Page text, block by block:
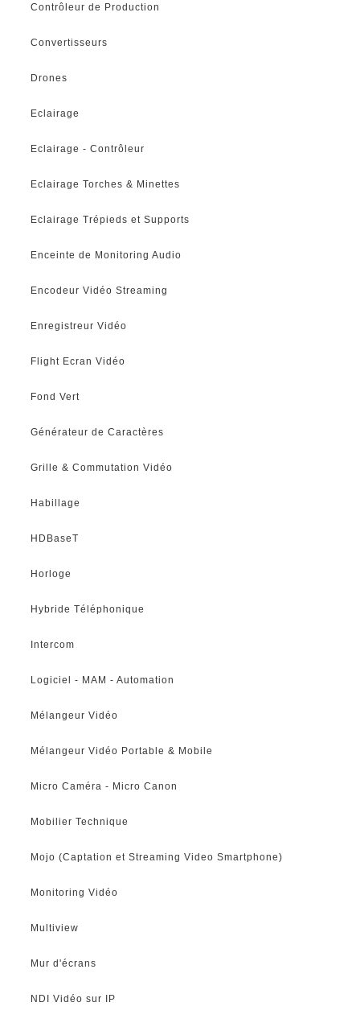
Contrôleur de Production
Convertisseurs
Drones
Eclairage
Eclairage - Contrôleur
Eclairage Torches & Minettes
Eclairage Trépieds et Supports
Enceinte de Monitoring Audio
Encodeur Vidéo Streaming
Enregistreur Vidéo
Flight Ecran Vidéo
Fond Vert
Générateur de Caractères
Grille & Commutation Vidéo
Habillage
HDBaseT
Horloge
Hybride Téléphonique
Intercom
Logiciel - MAM - Automation
Mélangeur Vidéo
Mélangeur Vidéo Portable & Mobile
Micro Caméra - Micro Canon
Mobilier Technique
Mojo (Captation et Streaming Video Smartphone)
Monitoring Vidéo
Multiview
Mur d'écrans
NDI Vidéo sur IP